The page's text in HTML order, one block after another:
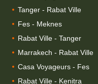
Tanger - Rabat Ville
Fes - Meknes
Rabat Ville - Tanger
Marrakech - Rabat Ville
Casa Voyageurs - Fes
Rabat Ville - Kenitra